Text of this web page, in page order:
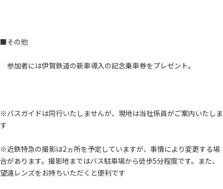
■その他
参加者には伊賀鉄道の新車導入の記念乗車券をプレゼント。
※バスガイドは同行いたしませんが、現地は当社係員がご案内いたしま
す
※近鉄特急の撮影は2ヵ所を予定していますが、事情により変更する場
合があります。撮影地まではバス駐車場から徒歩5分程度です。また、
望遠レンズをお持ちいただくと便利です